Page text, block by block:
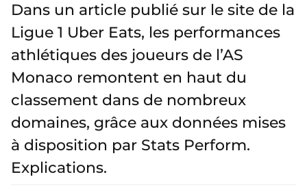
Dans un article publié sur le site de la
Ligue 1 Uber Eats, les performances
athlétiques des joueurs de l’AS
Monaco remontent en haut du
classement dans de nombreux
domaines, grâce aux données mises
à disposition par Stats Perform.
Explications.